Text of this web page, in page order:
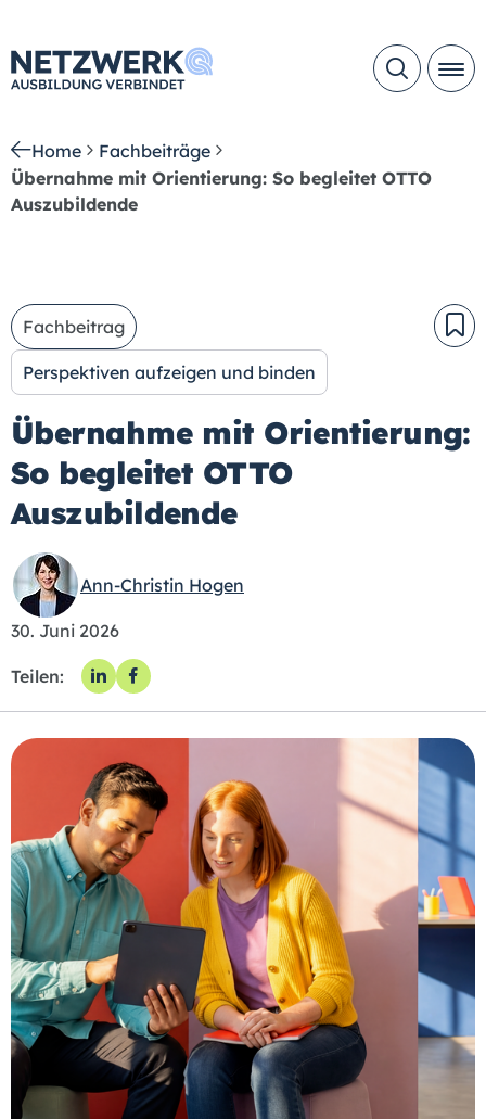
Home
Fachbeiträge
Übernahme mit Orientierung: So begleitet OTTO
Auszubildende
Fachbeitrag
Perspektiven aufzeigen und binden
Übernahme mit Orientierung:
So begleitet OTTO
Auszubildende
Ann-Christin Hogen
30. Juni 2026
Teilen: